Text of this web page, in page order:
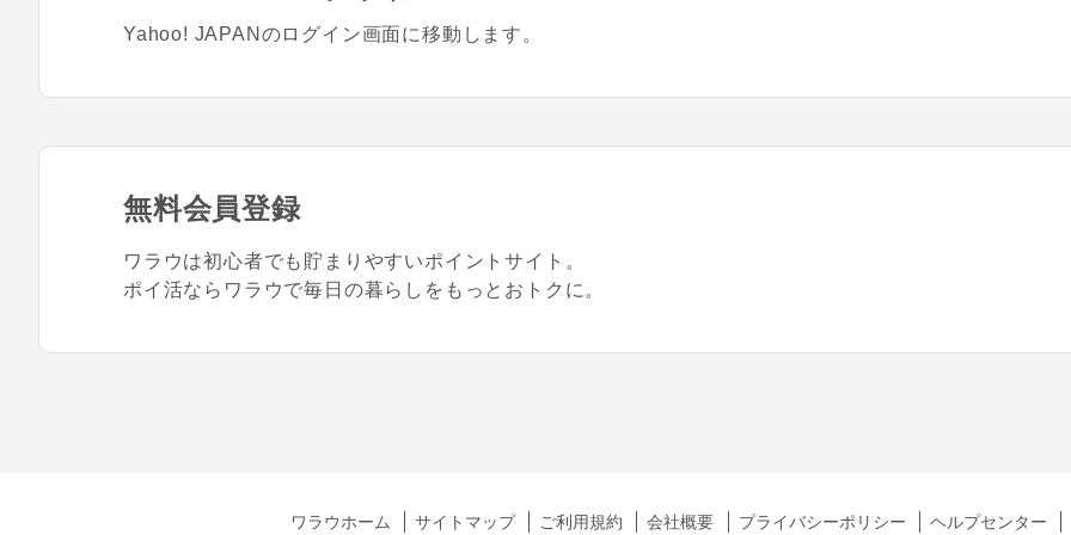
Yahoo! JAPANのログイン画面に移動します。
無料会員登録
ワラウは初心者でも貯まりやすいポイントサイト。
ポイ活ならワラウで毎日の暮らしをもっとおトクに。
ワラウホーム サイトマップ ご利用規約 会社概要 プライバシーポリシー ヘルプセンター